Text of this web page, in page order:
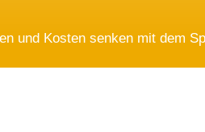
und Kosten senken mit dem